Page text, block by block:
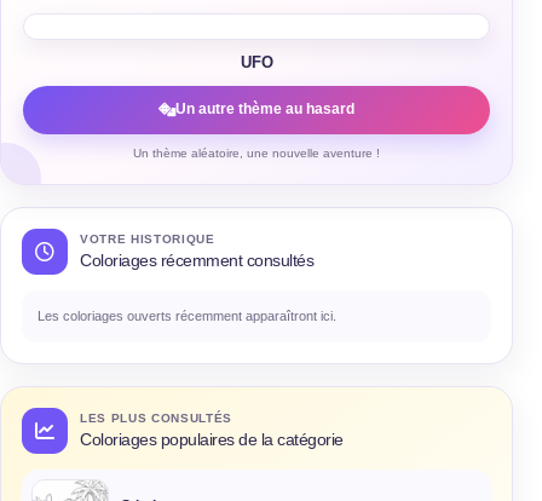
UFO
Un autre thème au hasard
Un thème aléatoire, une nouvelle aventure !
VOTRE HISTORIQUE
Coloriages récemment consultés
Les coloriages ouverts récemment apparaîtront ici.
LES PLUS CONSULTÉS
Coloriages populaires de la catégorie